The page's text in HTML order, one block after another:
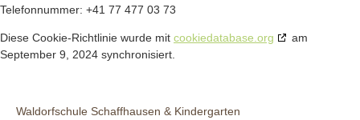
Telefonnummer: +41 77 477 03 73
Diese Cookie-Richtlinie wurde mit cookiedatabase.org
am
September 9, 2024 synchronisiert.
Waldorfschule Schaffhausen & Kindergarten